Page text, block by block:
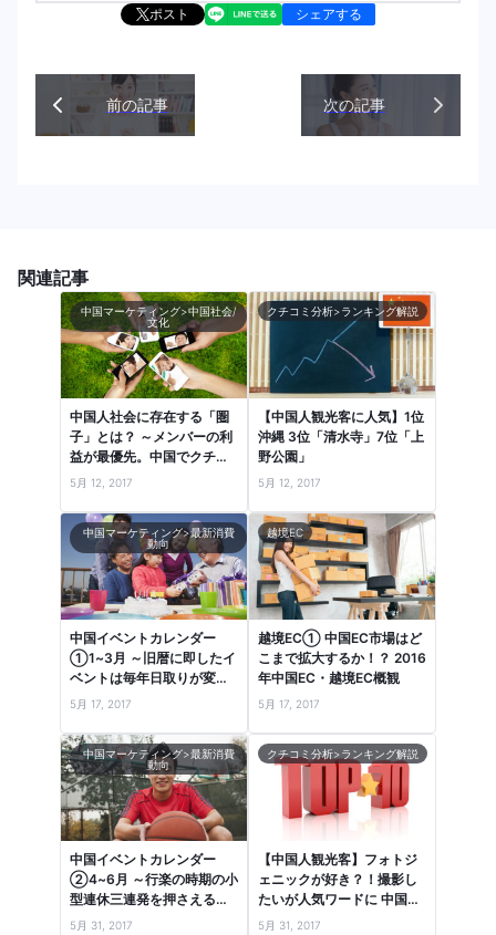
ポスト シェアする
前の記事 次の記事
関連記事
中国マーケティング>中国社会/
文化
中国人社会に存在する「圏
子」とは？ ～メンバーの利
益が最優先。中国でクチコ
ミが共有される社会的背景
5月 12, 2017
クチコミ分析>ランキング解説
【中国人観光客に人気】1位
沖縄 3位「清水寺」7位「上
野公園」
5月 12, 2017
中国マーケティング>最新消費
動向
中国イベントカレンダー
①1~3月 ～旧暦に即したイ
ベントは毎年日取りが変わ
るので注意！～
5月 17, 2017
越境EC
越境EC① 中国EC市場はど
こまで拡大するか！？ 2016
年中国EC・越境EC概観
5月 17, 2017
中国マーケティング>最新消費
動向
中国イベントカレンダー
②4~6月 ～行楽の時期の小
型連休三連発を押さえる！
～
5月 31, 2017
クチコミ分析>ランキング解説
【中国人観光客】フォトジ
ェニックが好き？！撮影し
たいが人気ワードに 中国口
コミランキングより
5月 31, 2017